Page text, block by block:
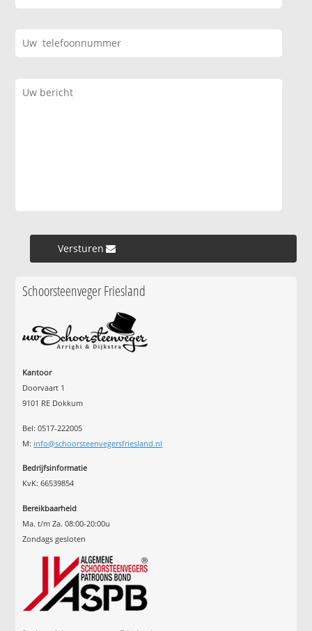
Versturen »
Schoorsteenveger Friesland
Kantoor
Doorvaart 1
9101 RE Dokkum
Bel: 0517-222005
M: info@schoorsteenvegersfriesland.nl
Bedrijfsinformatie
KvK: 66539854
Bereikbaarheid
Ma. t/m Za. 08:00-20:00u
Zondags gesloten